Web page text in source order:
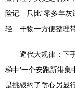
险记—只比“零多年灰
轻…干物一方便整理
避代大规律：下
梯中’一个安跑新港
是挑银约了耐心另显